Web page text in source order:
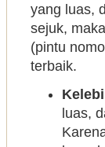
yang luas,
sejuk,
(pintu
terbaik.
luas,